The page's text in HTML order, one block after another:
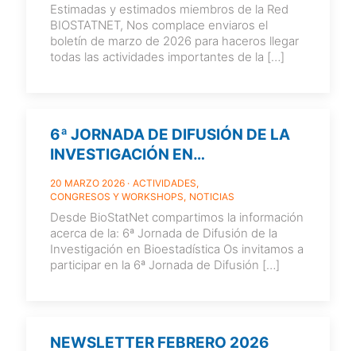
Estimadas y estimados miembros de la Red
BIOSTATNET, Nos complace enviaros el
boletín de marzo de 2026 para haceros llegar
todas las actividades importantes de la […]
6ª JORNADA DE DIFUSIÓN DE LA
INVESTIGACIÓN EN
20 MARZO 2026
ACTIVIDADES
CONGRESOS Y WORKSHOPS NOTICIAS
Desde BioStatNet compartimos la información
acerca de la: 6ª Jornada de Difusión de la
Investigación en Bioestadística Os invitamos a
participar en la 6ª Jornada de Difusión […]
NEWSLETTER FEBRERO 2026